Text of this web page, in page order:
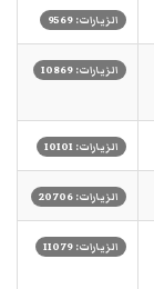
الزيارات: 9569
الزيارات: 10869
الزيارات: 10101
الزيارات: 20706
الزيارات: 11079